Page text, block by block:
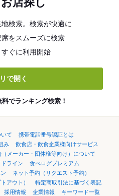
検索。検索が快適に
をスムーズに検索
ぐに利用開始
で開く
でランキング検索！
て
携帯電話番号認証とは
み
飲食店・飲食企業様向けサービス
（メーカー・団体様等向け）について
ライン
食べログプレミアム
ネット予約（リクエスト予約）
アウト）
特定商取引法に基づく表記
採用情報 企業情報
キーワード一覧